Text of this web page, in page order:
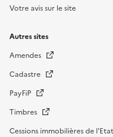
Votre avis sur le site
Autres sites
Amendes
Cadastre
PayFiP
Timbres
Cessions immobilières de l'Etat